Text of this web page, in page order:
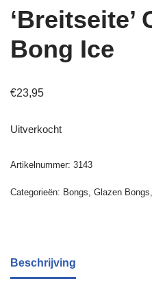
‘Breitseite’
Bong Ice
€23,95
Uitverkocht
Artikelnummer: 3143
Categorieën: Bongs, Glazen Bongs,
Beschrijving